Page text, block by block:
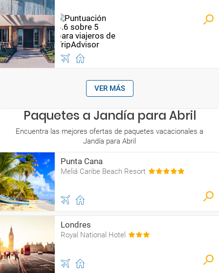
VER MÁS
Paquetes a Jandía para Abril
Encuentra las mejores ofertas de paquetes vacacionales a
Jandía para Abril
Punta Cana
Meliá Caribe Beach Resort
Londres
Royal National Hotel